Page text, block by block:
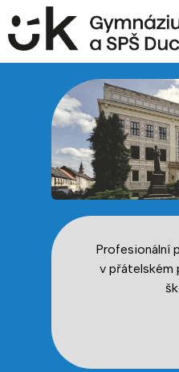
Profesionální
v přátelském